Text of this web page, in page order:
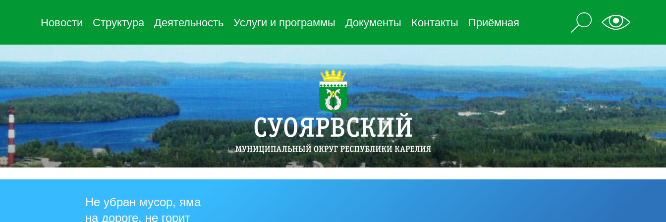
Новости Структура Деятельность Услуги и программы Документы Контакты Приёмная
Не убран мусор, яма
на дороге, не горит